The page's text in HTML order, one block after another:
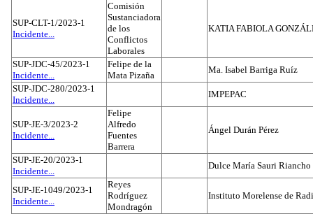
SUP-CLT-1/2023-1
Incidente...
Comisión
Sustanciadora
de los
Conflictos
Laborales
KATIA FABIOLA
SUP-JDC-45/2023-1
Incidente...
Felipe de la
Mata Pizaña
Ma. Isabel Barriga Ruíz
SUP-JDC-280/2023-1
Incidente...
IMPEPAC
SUP-JE-3/2023-2
Incidente...
Felipe
Alfredo
Fuentes
Barrera
Ángel Durán Pérez
SUP-JE-20/2023-1
Incidente...
Dulce María Sauri
SUP-JE-1049/2023-1
Incidente...
Reyes
Rodríguez
Mondragón
Instituto Morelense de